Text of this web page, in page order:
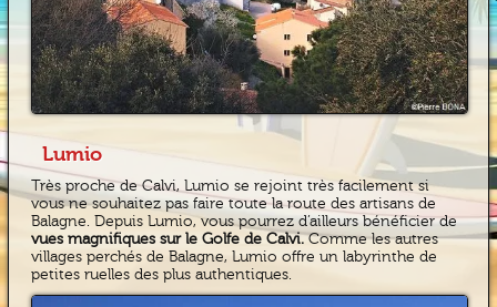
Lumio
Très proche de Calvi, Lumio se rejoint très facilement si
vous ne souhaitez pas faire toute la route des artisans de
Balagne. Depuis Lumio, vous pourrez d’ailleurs bénéficier de
vues magnifiques sur le Golfe de Calvi.Comme les autres
villages perchés de Balagne, Lumio offre un labyrinthe de
petites ruelles des plus authentiques.